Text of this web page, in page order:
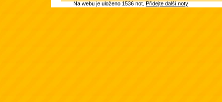
Na webu je uloženo 1536 not.Přidejte další noty